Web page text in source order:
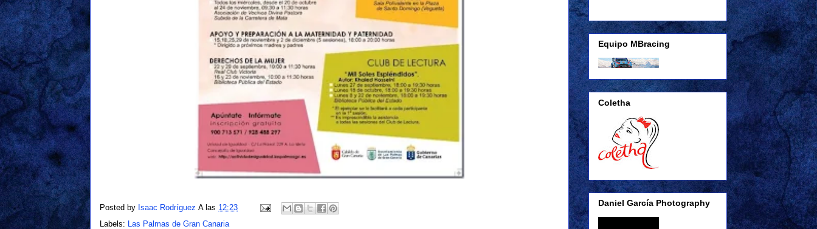
Posted by Isaac Rodríguez A las 12:23
Labels: Las Palmas de Gran Canaria
Equipo MBracing
Coletha
Daniel García Photography